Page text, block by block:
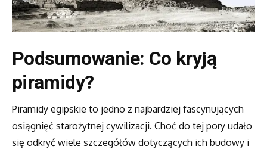
Podsumowanie: Co kryją
piramidy?
Piramidy egipskie to jedno z najbardziej fascynujących
osiągnięć starożytnej cywilizacji. Choć do tej pory udało
się odkryć wiele szczegółów dotyczących ich budowy i